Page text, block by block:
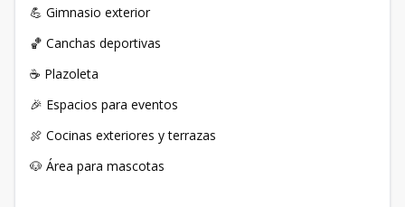
💪 Gimnasio exterior
🏀 Canchas deportivas
☕ Plazoleta
🎉 Espacios para eventos
🍖 Cocinas exteriores y terrazas
🐶 Área para mascotas